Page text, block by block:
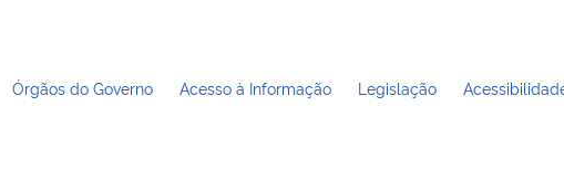
Órgãos do Governo Acesso à Informação Legislação